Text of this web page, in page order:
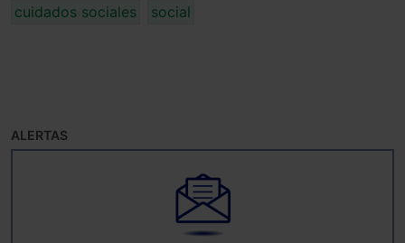
cuidados sociales social
ALERTAS